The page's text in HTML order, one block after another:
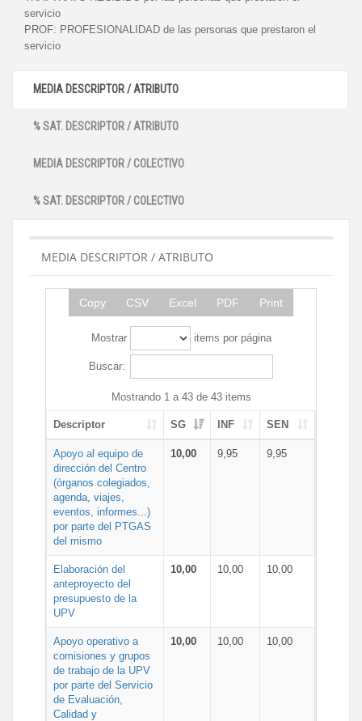
servicio
PROF: PROFESIONALIDAD de las personas que prestaron el
servicio
MEDIA DESCRIPTOR / ATRIBUTO
% SAT. DESCRIPTOR / ATRIBUTO
MEDIA DESCRIPTOR / COLECTIVO
% SAT. DESCRIPTOR / COLECTIVO
MEDIA DESCRIPTOR / ATRIBUTO
Copy CSV Excel PDF Print
Mostrar items por página
Buscar:
Mostrando 1 a 43 de 43 items
Descriptor SG INF SEN
Apoyo al equipo de
dirección del Centro
(órganos colegiados,
agenda, viajes,
eventos, informes...)
por parte del PTGAS
del mismo
10,00 9,95 9,95
Elaboración del
anteproyecto del
presupuesto de la
UPV
10,00 10,00 10,00
Apoyo operativo a
comisiones y grupos
de trabajo de la UPV
por parte del Servicio
de Evaluación,
Calidad y
10,00 10,00 10,00